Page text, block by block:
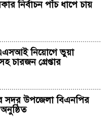
নির্বাচন পাঁচ ধাপে চায়
নিয়োগে ভুয়া
চারজন গ্রেপ্তার
সদর উপজেলা বিএনপির